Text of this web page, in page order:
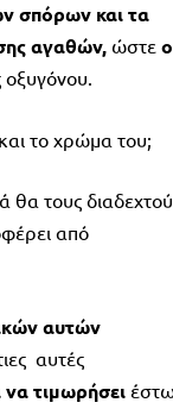
σπόρων και τα
αγαθών, ώστε
οξυγόνου.
το χρώμα του;
θα τους
από
αυτών
αυτές
να τιμωρήσει